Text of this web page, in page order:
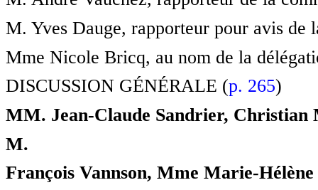
M. Yves Dauge, rapporteur pour avis de
Mme Nicole Bricq, au nom de la
DISCUSSION GÉNÉRALE (p. 265)
MM. Jean-Claude Sandrier,
M.
François Vannson, Mme Marie-